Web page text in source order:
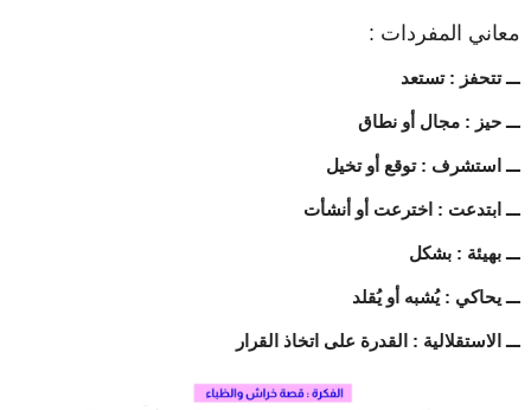
معاني المفردات :
ـــ تتحفز : تستعد
ـــ حيز : مجال أو نطاق
ـــ استشرف : توقع أو تخيل
ـــ ابتدعت : اخترعت أو أنشأت
ـــ بهيئة : بشكل
ـــ يحاكي : يُشبه أو يُقلد
ـــ الاستقلالية : القدرة على اتخاذ القرار